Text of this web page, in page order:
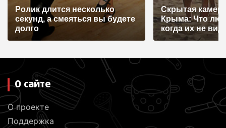
м
Ролик длится несколько
секунд, а смеяться вы будете
долго
Скрытая
Крыма: Что
когда их не
О сайте
О проекте
Поддержка